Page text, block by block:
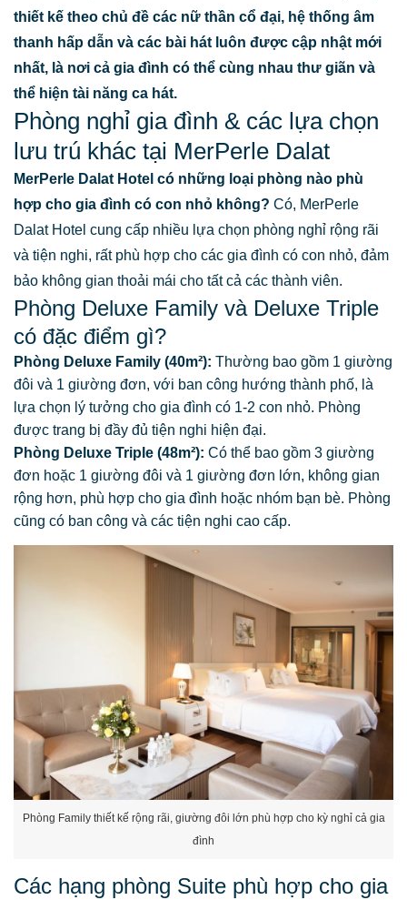
thiết kế theo chủ đề các nữ thần cổ đại, hệ thống âm
thanh hấp dẫn và các bài hát luôn được cập nhật mới
nhất, là nơi cả gia đình có thể cùng nhau thư giãn và
thể hiện tài năng ca hát.
Phòng nghỉ gia đình & các lựa chọn
lưu trú khác tại MerPerle Dalat
MerPerle Dalat Hotel có những loại phòng nào phù
hợp cho gia đình có con nhỏ không? Có, MerPerle
Dalat Hotel cung cấp nhiều lựa chọn phòng nghỉ rộng rãi
và tiện nghi, rất phù hợp cho các gia đình có con nhỏ, đảm
bảo không gian thoải mái cho tất cả các thành viên.
Phòng Deluxe Family và Deluxe Triple
có đặc điểm gì?
Phòng Deluxe Family (40m²): Thường bao gồm 1 giường
đôi và 1 giường đơn, với ban công hướng thành phố, là
lựa chọn lý tưởng cho gia đình có 1-2 con nhỏ. Phòng
được trang bị đầy đủ tiện nghi hiện đại.
Phòng Deluxe Triple (48m²): Có thể bao gồm 3 giường
đơn hoặc 1 giường đôi và 1 giường đơn lớn, không gian
rộng hơn, phù hợp cho gia đình hoặc nhóm bạn bè. Phòng
cũng có ban công và các tiện nghi cao cấp.
Phòng Family thiết kế rộng rãi, giường đôi lớn phù hợp cho kỳ nghỉ cả gia
đình
Các hạng phòng Suite phù hợp cho gia